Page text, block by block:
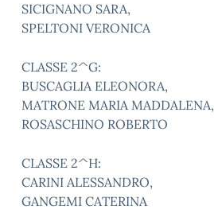
SICIGNANO SARA,
SPELTONI VERONICA
CLASSE 2^G:
BUSCAGLIA ELEONORA,
MATRONE MARIA MADDALENA,
ROSASCHINO ROBERTO
CLASSE 2^H:
CARINI ALESSANDRO,
GANGEMI CATERINA